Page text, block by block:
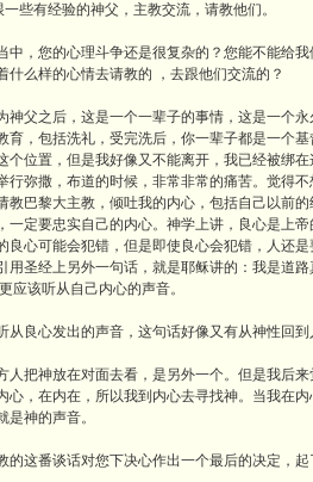
些有经验的神父，主教交流，请教他们。
中，您的心理斗争还是很复杂的？您能不能给
什么样的心情去请教的 ，去跟他们交流的？
神父之后，这是一个一辈子的事情，这是一个
育，包括洗礼，受完洗后，你一辈子都是一个
个位置，但是我好像又不能离开，我已经被绑
行弥撒，布道的时候，非常非常的痛苦。觉得
教巴黎大主教，倾吐我的内心，包括自己以前
一定要忠实自己的内心。神学上讲，良心是上
良心可能会犯错，但是即使良心会犯错，人还
用圣经上另外一句话，就是耶稣讲的：我是道
应该听从自己内心的声音。
从良心发出的声音，这句话好像又有从神性回
人把神放在对面去看，是另外一个。但是我后
心，在内在，所以我到内心去寻找神。当我在
神的声音。
的这番谈话对您下决心作出一个最后的决定，